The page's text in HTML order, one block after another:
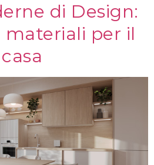
di Design:
materiali per il